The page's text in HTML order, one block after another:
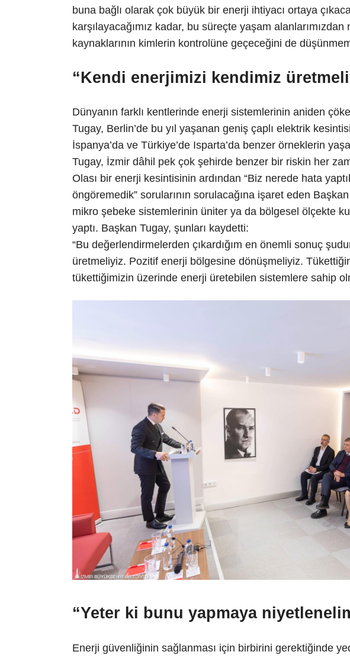
buna bağlı olarak çok büyük bir enerji ihtiyacı ortaya
karşılayacağımız kadar, bu süreçte yaşam
kaynaklarının kimlerin kontrolüne geçeceğini de
“Kendi enerjimizi kendimiz
Dünyanın farklı kentlerinde enerji sistemlerinin aniden
Tugay, Berlin’de bu yıl yaşanan geniş çaplı elektrik
İspanya’da ve Türkiye’de Isparta’da benzer örneklerin
Tugay, İzmir dâhil pek çok şehirde benzer bir riskin her
Olası bir enerji kesintisinin ardından “Biz nerede hata
öngöremedik” sorularının sorulacağına işaret eden
mikro şebeke sistemlerinin üniter ya da bölgesel ölçekte
yaptı. Başkan Tugay, şunları kaydetti:
“Bu değerlendirmelerden çıkardığım en önemli sonuç
üretmeliyiz. Pozitif enerji bölgesine dönüşmeliyiz.
tükettiğimizin üzerinde enerji üretebilen sistemlere sahip
“Yeter ki bunu yapmaya
Enerji güvenliğinin sağlanması için birbirini gerektiğinde